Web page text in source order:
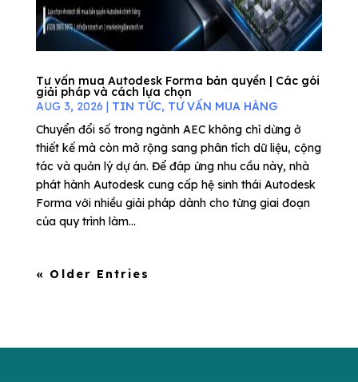
Tư vấn mua Autodesk Forma bản quyền | Các gói
giải pháp và cách lựa chọn
AUG 3, 2026 | TIN TỨC, TƯ VẤN MUA HÀNG
Chuyển đổi số trong ngành AEC không chỉ dừng ở
thiết kế mà còn mở rộng sang phân tích dữ liệu, cộng
tác và quản lý dự án. Để đáp ứng nhu cầu này, nhà
phát hành Autodesk cung cấp hệ sinh thái Autodesk
Forma với nhiều giải pháp dành cho từng giai đoạn
của quy trình làm...
« Older Entries